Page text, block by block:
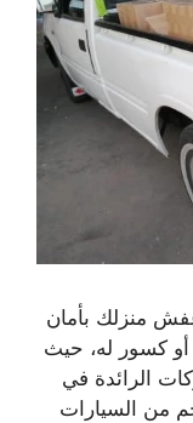
منزلك بأمان
كسور له، حيث
الرائدة في
من السيارات